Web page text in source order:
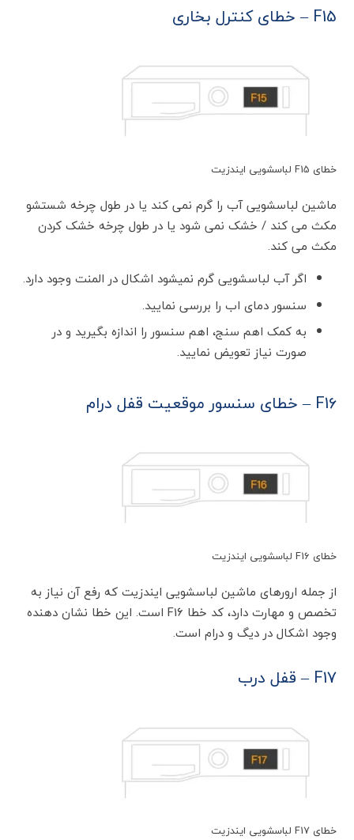
F15 – خطای کنترل بخاری
خطای F15 لباسشویی ایندزیت
ماشین لباسشویی آب را گرم نمی کند یا در طول چرخه شستشو
مکث می کند / خشک نمی شود یا در طول چرخه خشک کردن
مکث می کند.
اگر آب لباسشویی گرم نمیشود اشکال در المنت وجود دارد.
سنسور دمای اب را بررسی نمایید.
به کمک اهم سنج، اهم سنسور را اندازه بگیرید و در
صورت نیاز تعویض نمایید.
F16 – خطای سنسور موقعیت قفل درام
خطای F16 لباسشویی ایندزیت
از جمله ارورهای ماشین لباسشویی ایندزیت که رفع آن نیاز به
تخصص و مهارت دارد، کد خطا F16 است. این خطا نشان دهنده
وجود اشکال در دیگ و درام است.
F17 – قفل درب
خطای F17 لباسشویی ایندزیت